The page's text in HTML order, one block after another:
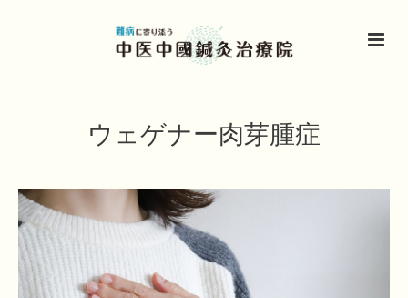
ウェゲナー肉芽腫症